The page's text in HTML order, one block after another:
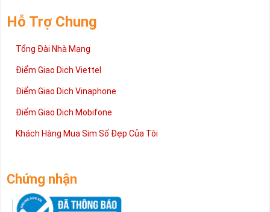
Hỗ Trợ Chung
Tổng Đài Nhà Mạng
Điểm Giao Dịch Viettel
Điểm Giao Dịch Vinaphone
Điểm Giao Dịch Mobifone
Khách Hàng Mua Sim Số Đẹp Của Tôi
Chứng nhận